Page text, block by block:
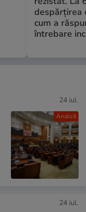
despărțirea
cum a
întrebare
Analiză
24 iul.
24 iul.